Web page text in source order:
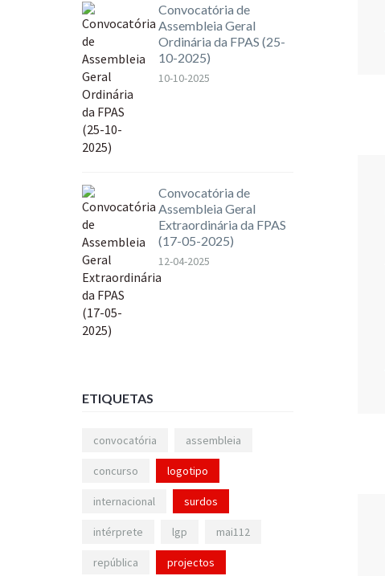
Convocatória de
Assembleia Geral
Ordinária da FPAS (25-
10-2025)
10-10-2025
Convocatória de
Assembleia Geral
Extraordinária da FPAS
(17-05-2025)
12-04-2025
ETIQUETAS
convocatória assembleia
concurso logotipo
internacional surdos
intérprete lgp mai112
república projectos